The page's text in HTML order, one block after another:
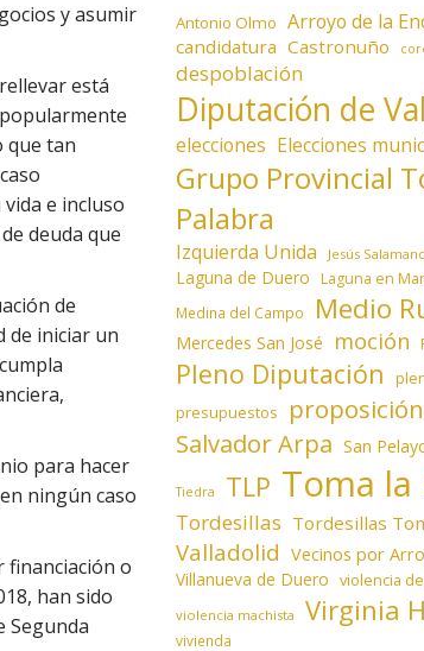
y asumir
está
que tan
e incluso
deuda que
de
de iniciar un
para hacer
ningún caso
financiación o
han sido
Segunda
Antonio Olmo Arroyo de la
candidatura Castronuño
despoblación
Diputación de
elecciones Elecciones
Grupo Provincial
Palabra
Izquierda Unida Jesús
Laguna de Duero Laguna en
Medina del Campo Medio
Mercedes San José moción
Pleno Diputación
presupuestos proposición
Salvador Arpa San
Tiedra TLP Toma la
Tordesillas Tordesillas
Valladolid Vecinos por
Villanueva de Duero violencia
violencia machista Virginia
vivienda